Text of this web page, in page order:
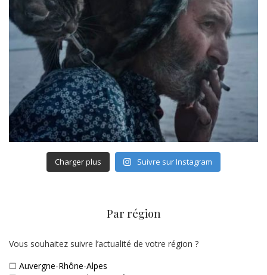
Charger plus Suivre sur Instagram
Par région
Vous souhaitez suivre l’actualité de votre région ?
☐ Auvergne-Rhône-Alpes